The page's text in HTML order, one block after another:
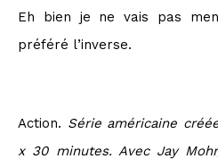
Eh bien je ne vais pas
préféré l’inverse.
Action. Série américaine
x 30 minutes. Avec Jay